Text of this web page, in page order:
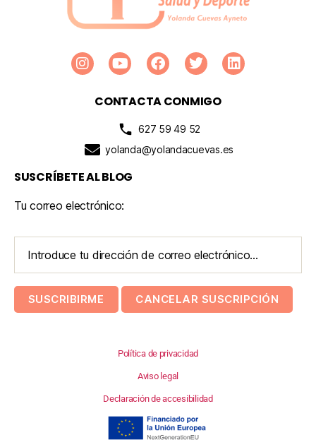
CONTACTA CONMIGO
627 59 49 52
yolanda@yolandacuevas.es
SUSCRÍBETE AL BLOG
Tu correo electrónico:
Política de privacidad
Aviso legal
Declaración de accesibilidad